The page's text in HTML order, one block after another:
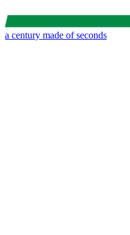
a century made of seconds